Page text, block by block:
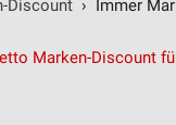
Discount › Immer
Marken-Discount